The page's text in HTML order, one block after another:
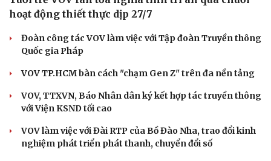
hoạt động thiết thực dịp 27/7
Đoàn công tác VOV làm việc với Tập đoàn Truyền thông
Quốc gia Pháp
VOV TP.HCM bàn cách "chạm Gen Z" trên đa nền tảng
VOV, TTXVN, Báo Nhân dân ký kết hợp tác truyền thông
với Viện KSND tối cao
VOV làm việc với Đài RTP của Bồ Đào Nha, trao đổi kinh
nghiệm phát triển phát thanh, chuyển đổi số